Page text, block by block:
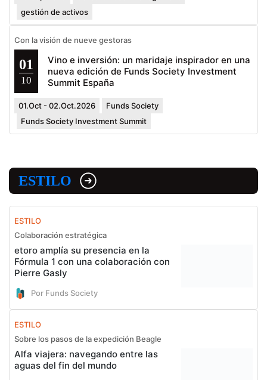
gestión de activos
Con la visión de nueve gestoras
01
10
Vino e inversión: un maridaje inspirador en una
nueva edición de Funds Society Investment
Summit España
01.Oct - 02.Oct.2026
Funds Society
Funds Society Investment Summit
ESTILO
ESTILO
Colaboración estratégica
etoro amplía su presencia en la
Fórmula 1 con una colaboración con
Pierre Gasly
Por Funds Society
ESTILO
Sobre los pasos de la expedición Beagle
Alfa viajera: navegando entre las
aguas del fin del mundo